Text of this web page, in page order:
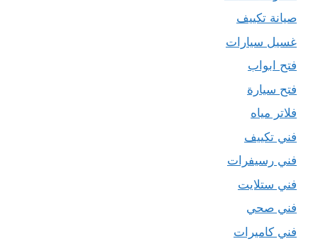
صيانة تكييف
غسيل سيارات
فتح ابواب
فتح سيارة
فلاتر مياه
فني تكييف
فني رسيفرات
فني ستلايت
فني صحي
فني كاميرات